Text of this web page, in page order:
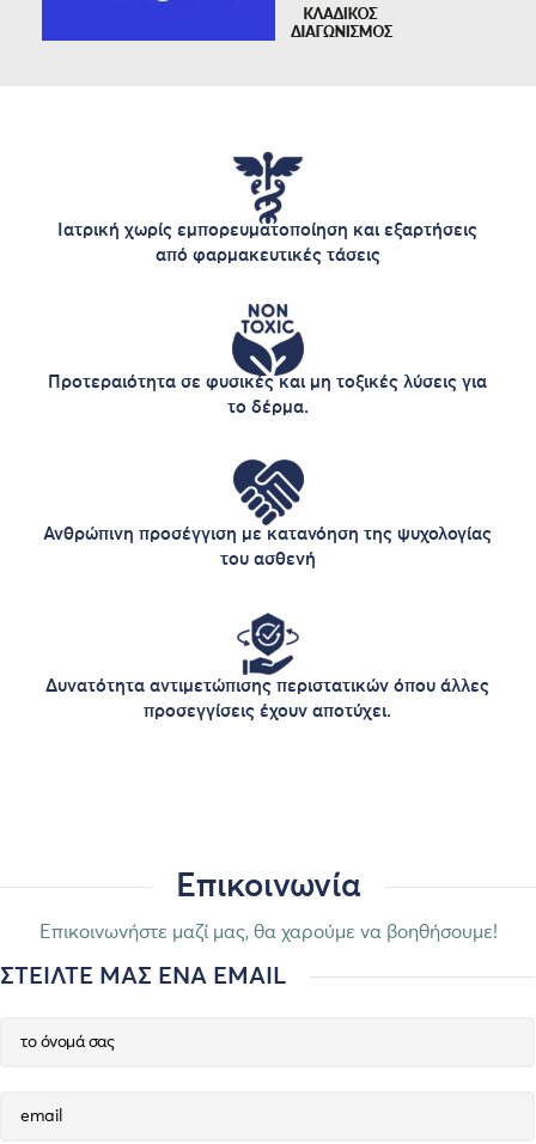
Ιατρική χωρίς εμπορευματοποίηση και εξαρτήσεις
από φαρμακευτικές τάσεις
Προτεραιότητα σε φυσικές και μη τοξικές λύσεις για
το δέρμα.
Ανθρώπινη προσέγγιση με κατανόηση της ψυχολογίας
του ασθενή
Δυνατότητα αντιμετώπισης περιστατικών όπου άλλες
προσεγγίσεις έχουν αποτύχει.
Επικοινωνία
Επικοινωνήστε μαζί μας, θα χαρούμε να βοηθήσουμε!
ΣΤΕΙΛΤΕ ΜΑΣ ΕΝΑ EMAIL